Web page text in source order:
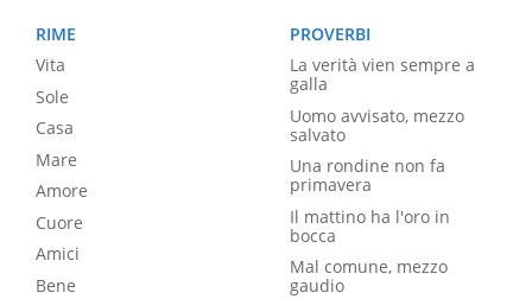
RIME
Vita
Sole
Casa
Mare
Amore
Cuore
Amici
Bene
PROVERBI
La verità vien sempre a
galla
Uomo avvisato, mezzo
salvato
Una rondine non fa
primavera
Il mattino ha l'oro in
bocca
Mal comune, mezzo
gaudio